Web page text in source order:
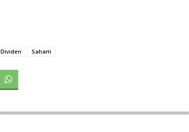
Dividen Saham